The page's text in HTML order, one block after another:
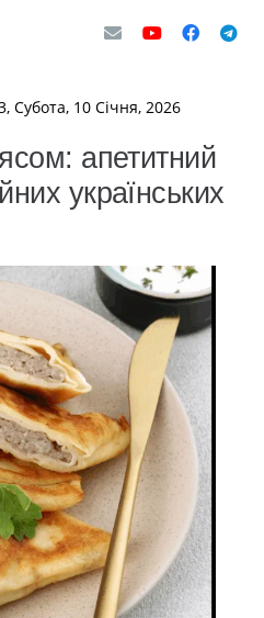
Субота, 10 Січня, 2026
апетитний
українських